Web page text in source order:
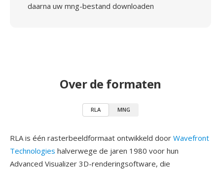
daarna uw mng-bestand downloaden
Over de formaten
RLA MNG
RLA is één rasterbeeldformaat ontwikkeld door Wavefront
Technologies halverwege de jaren 1980 voor hun
Advanced Visualizer 3D-renderingsoftware, die